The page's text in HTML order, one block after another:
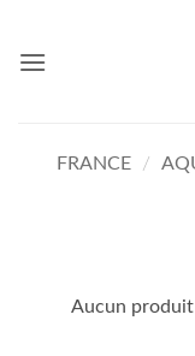
contenu
FRANCE /
Aucun